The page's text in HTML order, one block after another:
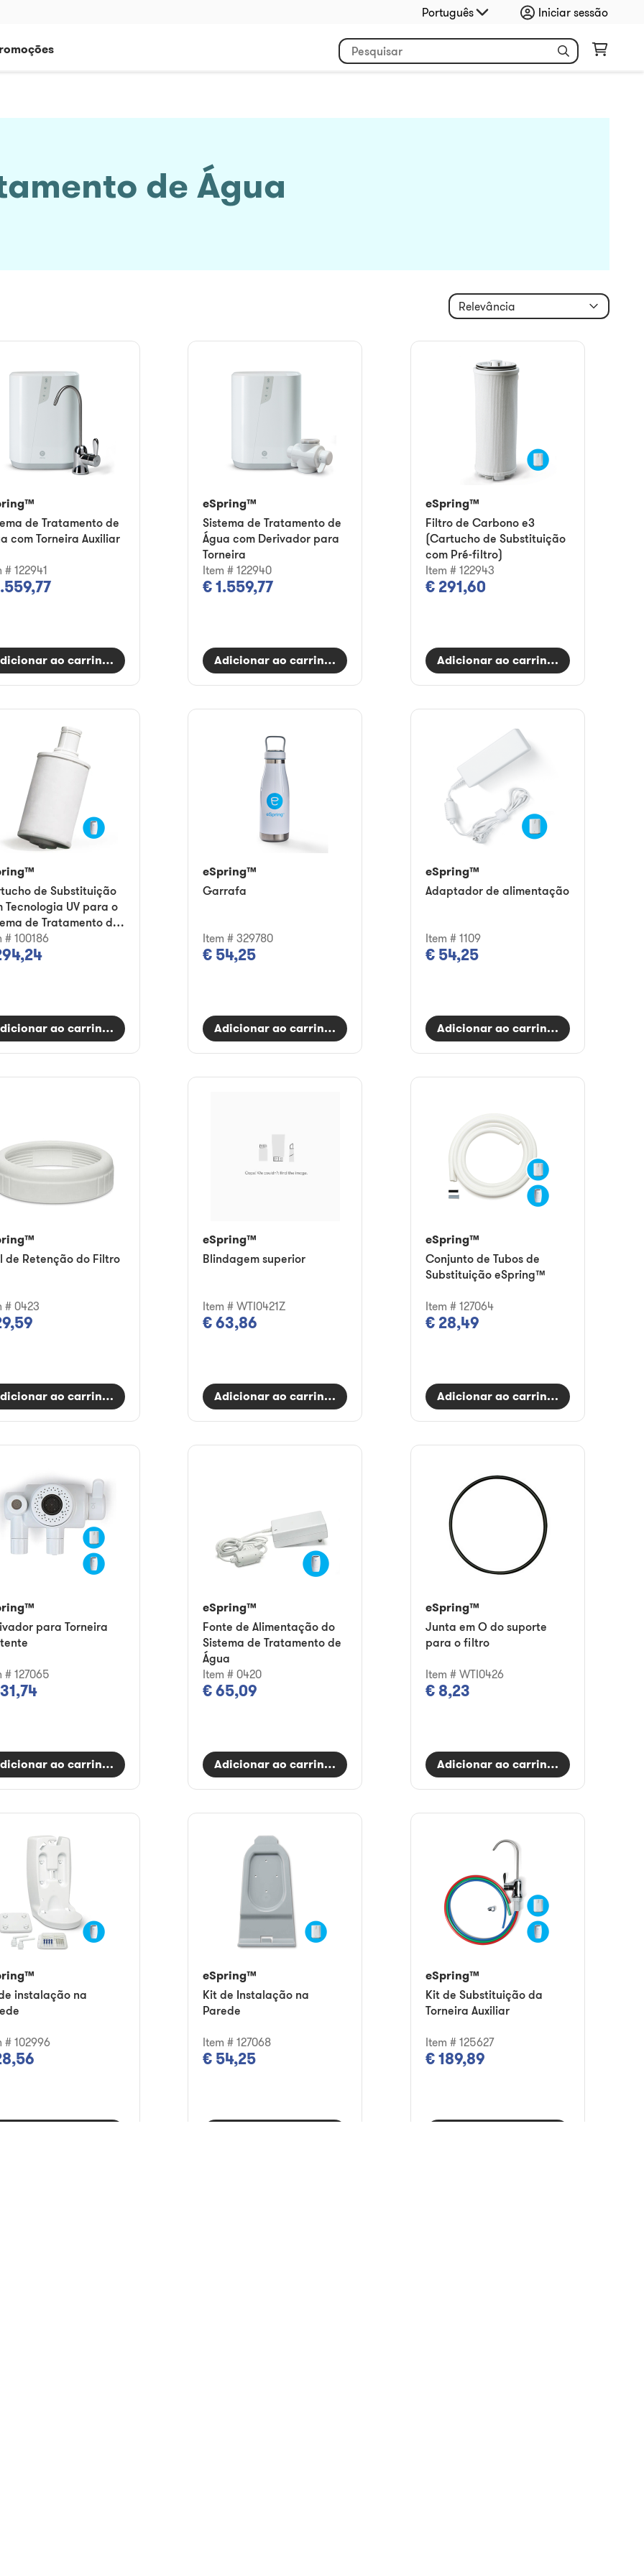
Português Iniciar sessão
de Água
Relevância
de Tratamento de
com Torneira Auxiliar
# 122941
ao carrinho
eSpring™
Sistema de Tratamento de
Água com Derivador para
Torneira
Item # 122940
€ 1.559,77
Adicionar ao carrinho
eSpring™
Filtro de Carbono e3
(Cartucho de Substituição
com Pré-filtro)
Item # 122943
€ 291,60
Adicionar ao carrinho
de Substituição
Tecnologia UV para o
de Tratamento de
# 100186
ao carrinho
eSpring™
Garrafa
Item # 329780
€ 54,25
Adicionar ao carrinho
eSpring™
Adaptador de alimentação
Item # 1109
€ 54,25
Adicionar ao carrinho
de Retenção do Filtro
# 0423
ao carrinho
eSpring™
Blindagem superior
Item # WTI0421Z
€ 63,86
Adicionar ao carrinho
eSpring™
Conjunto de Tubos de
Substituição eSpring™
Item # 127064
€ 28,49
Adicionar ao carrinho
para Torneira
# 127065
ao carrinho
eSpring™
Fonte de Alimentação do
Sistema de Tratamento de
Água
Item # 0420
€ 65,09
Adicionar ao carrinho
eSpring™
Junta em O do suporte
para o filtro
Item # WTI0426
€ 8,23
Adicionar ao carrinho
instalação na
# 102996
eSpring™
Kit de Instalação na
Parede
Item # 127068
€ 54,25
eSpring™
Kit de Substituição da
Torneira Auxiliar
Item # 125627
€ 189,89